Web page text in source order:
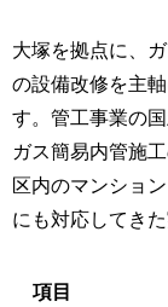
大塚を拠点に、
の設備改修を主
す。管工事業の
ガス簡易内管施
区内のマンショ
にも対応してき
項目